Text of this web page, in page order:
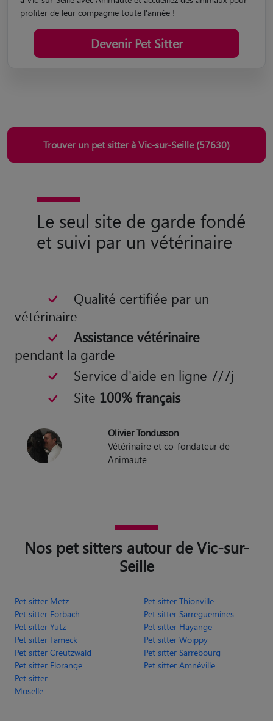
profiter de leur compagnie toute l'année !
Devenir Pet Sitter
Trouver un pet sitter à Vic-sur-Seille (57630)
Le seul site de garde fondé
et suivi par un vétérinaire
Qualité certifiée par un
vétérinaire
Assistance vétérinaire
pendant la garde
Service d'aide en ligne 7/7j
Site 100% français
Olivier Tondusson
Vétérinaire et co-fondateur de
Animaute
Nos pet sitters autour de Vic-sur-
Seille
Pet sitter Metz
Pet sitter Thionville
Pet sitter Forbach
Pet sitter Sarreguemines
Pet sitter Yutz
Pet sitter Hayange
Pet sitter Fameck
Pet sitter Woippy
Pet sitter Creutzwald
Pet sitter Sarrebourg
Pet sitter Florange
Pet sitter Amnéville
Pet sitter
Moselle